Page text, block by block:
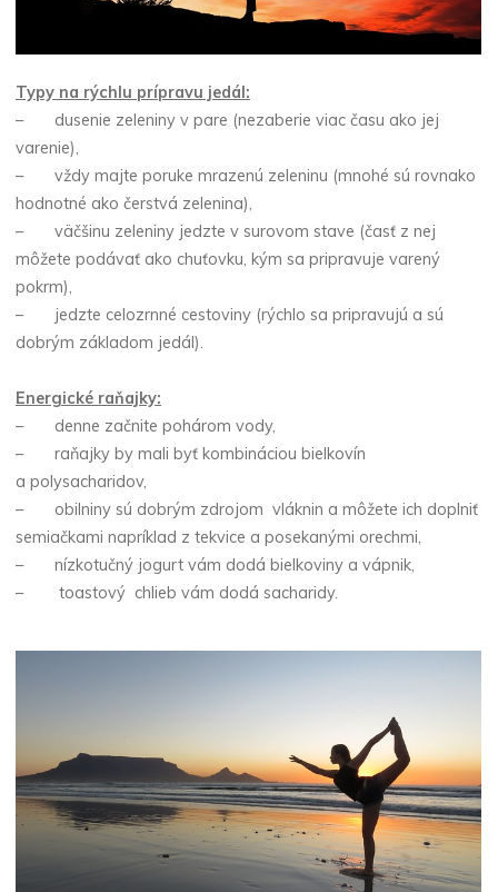
Typy na rýchlu prípravu jedál:
– dusenie zeleniny v pare (nezaberie viac času ako jej
varenie),
– vždy majte poruke mrazenú zeleninu (mnohé sú rovnako
hodnotné ako čerstvá zelenina),
– väčšinu zeleniny jedzte v surovom stave (časť z nej
môžete podávať ako chuťovku, kým sa pripravuje varený
pokrm),
– jedzte celozrnné cestoviny (rýchlo sa pripravujú a sú
dobrým základom jedál).
Energické raňajky:
– denne začnite pohárom vody,
– raňajky by mali byť kombináciou bielkovín
a polysacharidov,
– obilniny sú dobrým zdrojom vláknin a môžete ich doplniť
semiačkami napríklad z tekvice a posekanými orechmi,
– nízkotučný jogurt vám dodá bielkoviny a vápnik,
– toastový chlieb vám dodá sacharidy.